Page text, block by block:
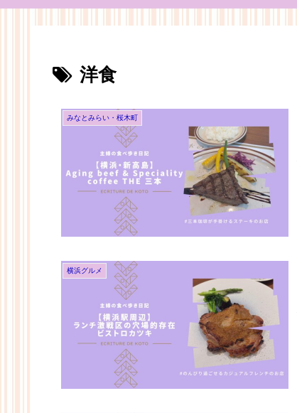
洋食
みなとみらい・桜木町
横浜グルメ